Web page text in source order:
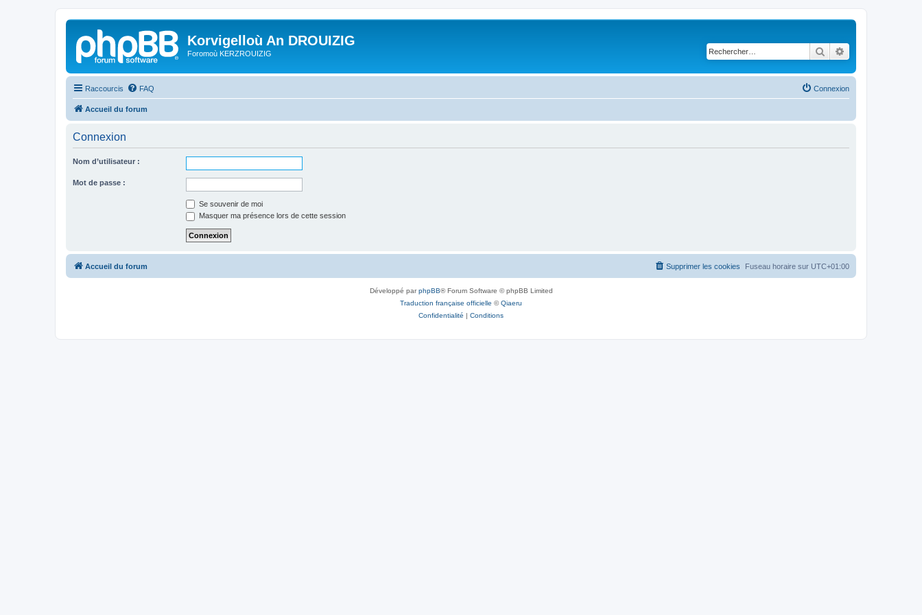
Korvigelloù An DROUIZIG
Foromoù KERZROUIZIG Rechercher
Raccourcis FAQ Connexion
Accueil du forum
Connexion
Nom d’utilisateur :
Mot de passe :
Se souvenir de moi
Masquer ma présence lors de cette session
Accueil du forum Fuseau horaire sur UTC+01:00
Supprimer les cookies
Développé parphpBB® Forum Software © phpBB Limited
Traduction française officielle ©Qiaeru
Confidentialité | Conditions